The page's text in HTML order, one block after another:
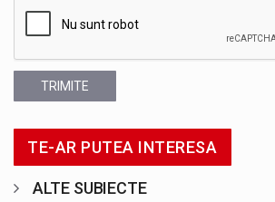
TRIMITE
TE-AR PUTEA INTERESA
ALTE SUBIECTE